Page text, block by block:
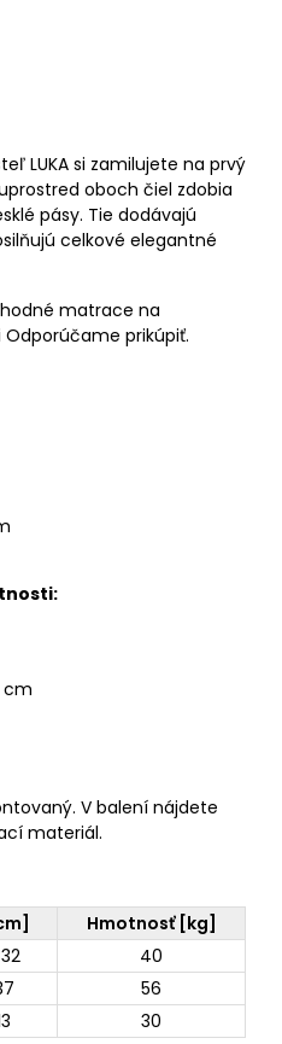
LUKA si zamilujete na prvý
oboch čiel zdobia
pásy. Tie dodávajú
celkové elegantné
matrace na
prikúpiť.
cm
V balení nájdete
materiál.
Hmotnosť [kg]
40
56
30